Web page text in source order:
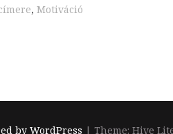
, Motiváció
by WordPress | Theme: Hive